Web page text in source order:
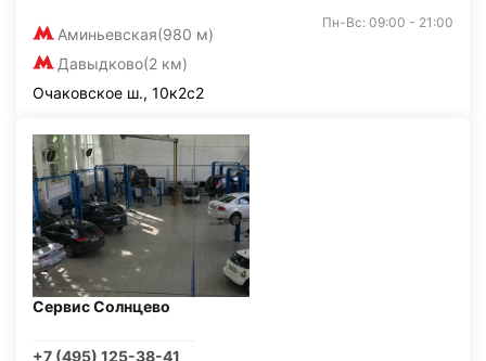
Аминьевская(980 м)
Давыдково(2 км)
Пн-Вс: 09:00 - 21:00
Очаковское ш., 10к2с2
Сервис Солнцево
+7 (495) 125-38-41